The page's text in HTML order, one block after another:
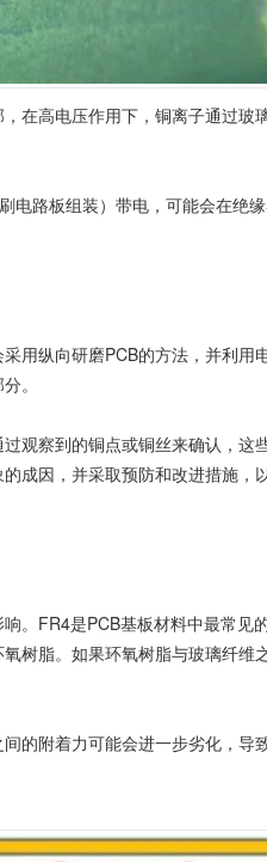
在高电压作用下，铜离子通过
刷电路板组装）带电，可能会在绝
用纵向研磨PCB的方法，并利
。
观察到的铜点或铜丝来确认，
成因，并采取预防和改进措施
。FR4是PCB基板材料中最常见
树脂。如果环氧树脂与玻璃纤维
的附着力可能会进一步劣化，导